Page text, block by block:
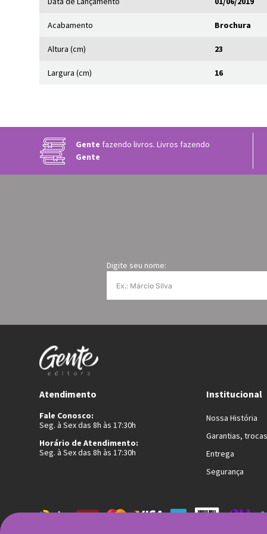
Acabamento Brochura
Altura (cm) 23
Largura (cm) 16
Gente fazendo livros. Livros fazendo
Gente
Digite seu nome:
Atendimento
Fale Conosco:
Seg. à Sex das 8h às 17:30h
Horário de Atendimento:
Seg. à Sex das 8h às 17:30h
Institucional
Nossa História
Garantias,
Entrega
Segurança